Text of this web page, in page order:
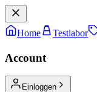
Home Testlabor
Account
Einloggen